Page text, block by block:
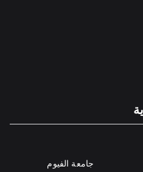
جامعة الفيوم